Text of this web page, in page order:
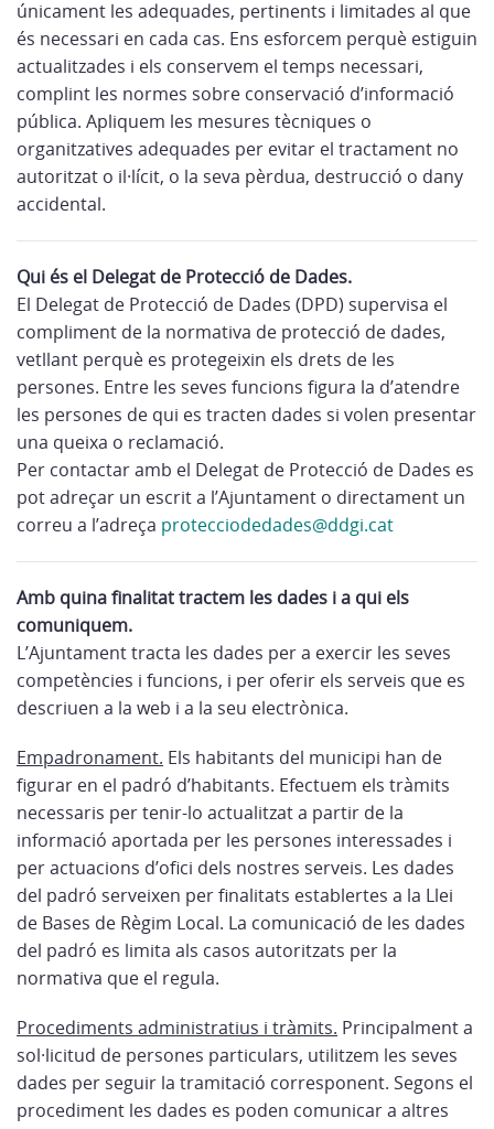
únicament les adequades, pertinents i limitades al que
és necessari en cada cas. Ens esforcem perquè estiguin
actualitzades i els conservem el temps necessari,
complint les normes sobre conservació d’informació
pública. Apliquem les mesures tècniques o
organitzatives adequades per evitar el tractament no
autoritzat o il·lícit, o la seva pèrdua, destrucció o dany
accidental.
Qui és el Delegat de Protecció de Dades.
El Delegat de Protecció de Dades (DPD) supervisa el
compliment de la normativa de protecció de dades,
vetllant perquè es protegeixin els drets de les
persones. Entre les seves funcions figura la d’atendre
les persones de qui es tracten dades si volen presentar
una queixa o reclamació.
Per contactar amb el Delegat de Protecció de Dades es
pot adreçar un escrit a l’Ajuntament o directament un
correu a l’adreça protecciodedades@ddgi.cat
Amb quina finalitat tractem les dades i a qui els
comuniquem.
L’Ajuntament tracta les dades per a exercir les seves
competències i funcions, i per oferir els serveis que es
descriuen a la web i a la seu electrònica.
Empadronament. Els habitants del municipi han de
figurar en el padró d’habitants. Efectuem els tràmits
necessaris per tenir-lo actualitzat a partir de la
informació aportada per les persones interessades i
per actuacions d’ofici dels nostres serveis. Les dades
del padró serveixen per finalitats establertes a la Llei
de Bases de Règim Local. La comunicació de les dades
del padró es limita als casos autoritzats per la
normativa que el regula.
Procediments administratius i tràmits. Principalment a
sol·licitud de persones particulars, utilitzem les seves
dades per seguir la tramitació corresponent. Segons el
procediment les dades es poden comunicar a altres